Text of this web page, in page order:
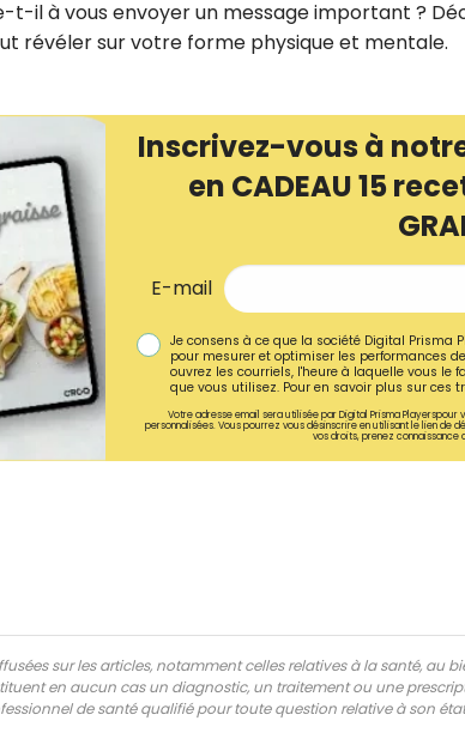
t-il à vous envoyer un message important ?
révéler sur votre forme physique et mentale.
Inscrivez-vous à
en CADEAU 15
E-mail
Je consens à ce que la société Digital Prisma
pour mesurer et optimiser les performances
ouvrez les courriels, l'heure à laquelle vous
que vous utilisez. Pour en savoir plus sur ces
Votre adresse email sera utilisée par Digital Prisma
personnalisées. Vous pourrez vous désinscrire en utilisant le lien de
vos droits, prenez connaissance
sur les articles, notamment celles relatives à la santé, au
en aucun cas un diagnostic, un traitement ou une
de santé qualifié pour toute question relative à son